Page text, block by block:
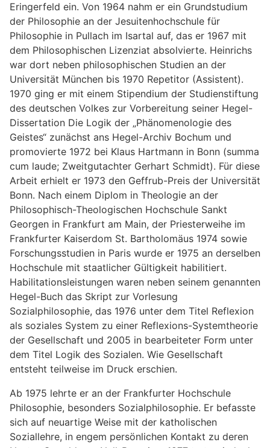
Eringerfeld ein. Von 1964 nahm er ein Grundstudium
der Philosophie an der Jesuitenhochschule für
Philosophie in Pullach im Isartal auf, das er 1967 mit
dem Philosophischen Lizenziat absolvierte. Heinrichs
war dort neben philosophischen Studien an der
Universität München bis 1970 Repetitor (Assistent).
1970 ging er mit einem Stipendium der Studienstiftung
des deutschen Volkes zur Vorbereitung seiner Hegel-
Dissertation Die Logik der „Phänomenologie des
Geistes“ zunächst ans Hegel-Archiv Bochum und
promovierte 1972 bei Klaus Hartmann in Bonn (summa
cum laude; Zweitgutachter Gerhart Schmidt). Für diese
Arbeit erhielt er 1973 den Geffrub-Preis der Universität
Bonn. Nach einem Diplom in Theologie an der
Philosophisch-Theologischen Hochschule Sankt
Georgen in Frankfurt am Main, der Priesterweihe im
Frankfurter Kaiserdom St. Bartholomäus 1974 sowie
Forschungsstudien in Paris wurde er 1975 an derselben
Hochschule mit staatlicher Gültigkeit habilitiert.
Habilitationsleistungen waren neben seinem genannten
Hegel-Buch das Skript zur Vorlesung
Sozialphilosophie, das 1976 unter dem Titel Reflexion
als soziales System zu einer Reflexions-Systemtheorie
der Gesellschaft und 2005 in bearbeiteter Form unter
dem Titel Logik des Sozialen. Wie Gesellschaft
entsteht teilweise im Druck erschien.
Ab 1975 lehrte er an der Frankfurter Hochschule
Philosophie, besonders Sozialphilosophie. Er befasste
sich auf neuartige Weise mit der katholischen
Soziallehre, in engem persönlichen Kontakt zu deren